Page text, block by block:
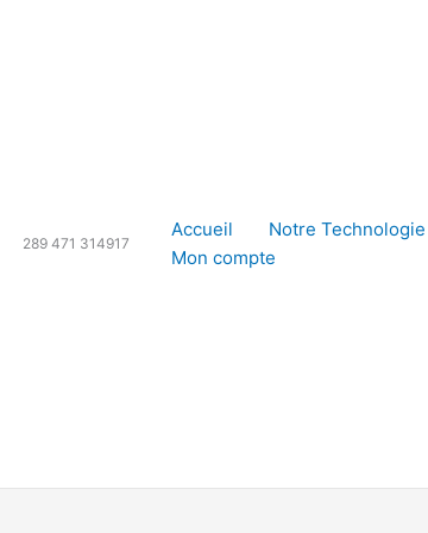
289 471 314917
Accueil Notre Technologie
Mon compte